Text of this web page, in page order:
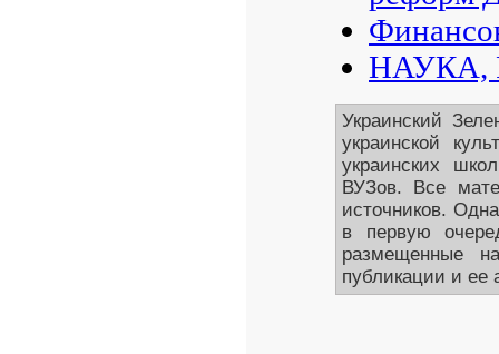
НАУКА,
Украинский
украинской
украинских
ВУЗов. Все
источников.
в первую
размещенные
публикации и ее